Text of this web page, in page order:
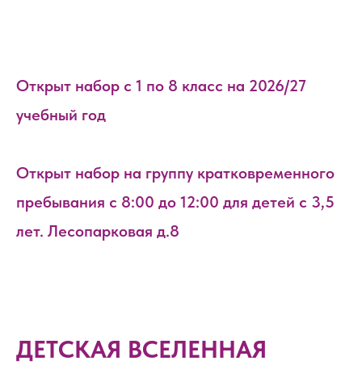
Открыт набор с 1 по 8 класс на 2026/27
учебный год
Открыт набор на группу кратковременного
пребывания с 8:00 до 12:00 для детей с 3,5
лет. Лесопарковая д.8
ДЕТСКАЯ ВСЕЛЕННАЯ